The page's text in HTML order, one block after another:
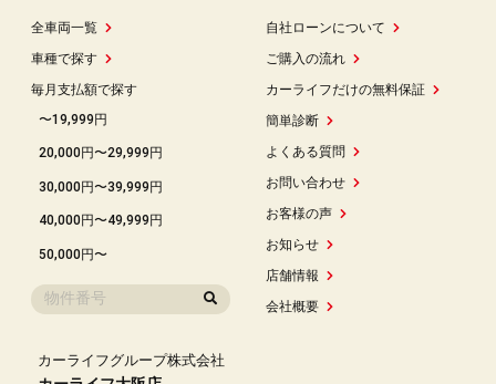
全車両一覧
車種で探す
毎月支払額で探す
〜19,999円
20,000円〜29,999円
30,000円〜39,999円
40,000円〜49,999円
50,000円〜
自社ローンについて
ご購入の流れ
カーライフだけの無料保証
簡単診断
よくある質問
お問い合わせ
お客様の声
お知らせ
店舗情報
会社概要
カーライフグループ株式会社